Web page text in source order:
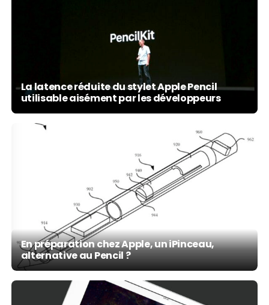
La latence réduite du stylet Apple Pencil
utilisable aisément par les développeurs
En préparation chez Apple, un iPinceau,
alternative au Pencil ?